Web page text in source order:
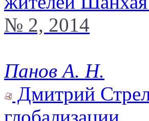
№ 2, 2014
Панов А. Н.
Дмитрий